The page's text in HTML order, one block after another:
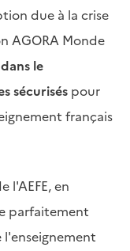
due à la crise
AGORA Monde
le
sécurisés pour
français
l'AEFE, en
parfaitement